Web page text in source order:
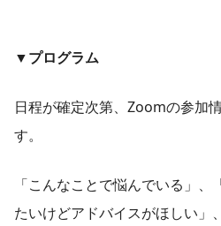
▼プログラム
日程が確定次第、Zoomの参加
す。
「こんなことで悩んでいる」
たいけどアドバイスがほしい」